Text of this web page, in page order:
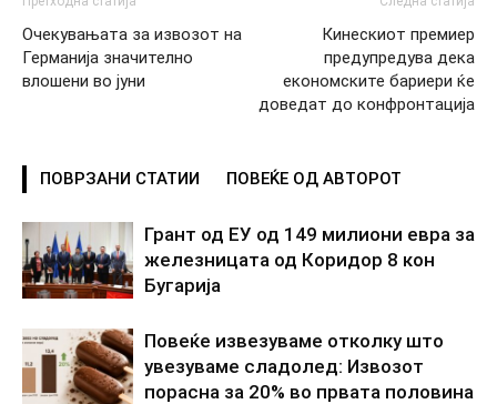
Очекувањата за извозот на
Германија значително
влошени во јуни
Кинескиот премиер
предупредува дека
економските бариери ќе
доведат до конфронтација
ПОВРЗАНИ СТАТИИ ПОВЕЌЕ ОД АВТОРОТ
Грант од ЕУ од 149 милиони евра за
железницата од Коридор 8 кон
Бугарија
Повеќе извезуваме отколку што
увезуваме сладолед: Извозот
порасна за 20% во првата половина